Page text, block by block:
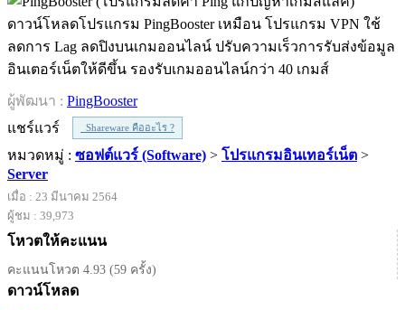
ดาวน์โหลดโปรแกรม PingBooster เหมือน โปรแกรม VPN ใช้
ลดการ Lag ลดปิงบนเกมออนไลน์ ปรับความเร็วการรับส่งข้อมูล
อินเตอร์เน็ตให้ดีขึ้น รองรับเกมออนไลน์กว่า 40 เกมส์
ผู้พัฒนา : PingBooster
แชร์แวร์
Shareware คืออะไร ?
หมวดหมู่ : ซอฟต์แวร์ (Software) > โปรแกรมอินเทอร์เน็ต >
Server
เมื่อ : 23 มีนาคม 2564
ผู้ชม : 39,973
โหวตให้คะแนน
คะแนนโหวต 4.93 (59 ครั้ง)
ดาวน์โหลด